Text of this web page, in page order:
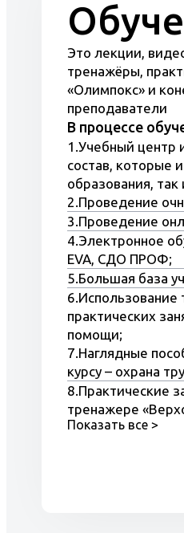
Пожарно-
Нормативы
Оказание
плюс, даст Вам
Это лекции,
тренажёры,
«Олимпокс» и
преподаватели
В процессе
1.Учебный центр
состав, которые
образования,
2.Проведение
3.Проведение
4.Электронное
EVA, СДО ПРОФ;
5.Большая база
6.Использование
практических
помощи;
7.Наглядные
курсу – охрана
8.Практические
тренажере
9.Обучение на
Показать все >